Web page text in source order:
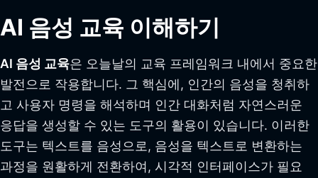
AI 음성 교육 이해하기
AI 음성 교육은 오늘날의 교육 프레임워크 내에서 중요한
발전으로 작용합니다. 그 핵심에, 인간의 음성을 청취하
고 사용자 명령을 해석하며 인간 대화처럼 자연스러운
응답을 생성할 수 있는 도구의 활용이 있습니다. 이러한
도구는 텍스트를 음성으로, 음성을 텍스트로 변환하는
과정을 원활하게 전환하여, 시각적 인터페이스가 필요